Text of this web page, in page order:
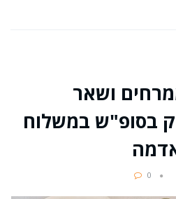
ושאר
בסופ"ש במשלוח
0